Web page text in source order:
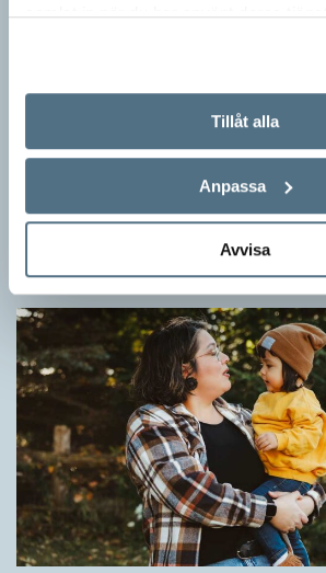
samlat in när du har använt deras
Tillåt alla
Anpassa
Avvisa
Fler ser kvinnor med nya
När det handlar om stora grupper av
ersätts av dubbel­former som les